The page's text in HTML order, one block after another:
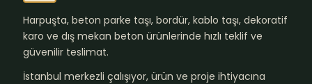
Harpuşta, beton parke taşı, bordür, kablo taşı, dekoratif
karo ve dış mekan beton ürünlerinde hızlı teklif ve
güvenilir teslimat.
İstanbul merkezli çalışıyor, ürün ve proje ihtiyacına